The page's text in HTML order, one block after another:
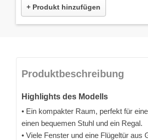
+ Produkt hinzufügen
Produktbeschreibung
Highlights des Modells
• Ein kompakter Raum, perfekt für
einen bequemen Stuhl und ein Regal.
• Viele Fenster und eine Flügeltür aus